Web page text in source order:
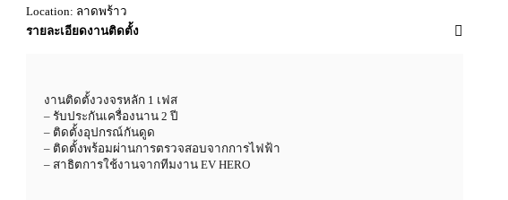
Location: ลาดพร้าว
รายละเอียดงานติดตั้ง
งานติดตั้งวงจรหลัก 1 เฟส
– รับประกันเครื่องนาน 2 ปี
– ติดตั้งอุปกรณ์กันดูด
– ติดตั้งพร้อมผ่านการตรวจสอบจากการไฟฟ้า
– สาธิตการใช้งานจากทีมงาน EV HERO